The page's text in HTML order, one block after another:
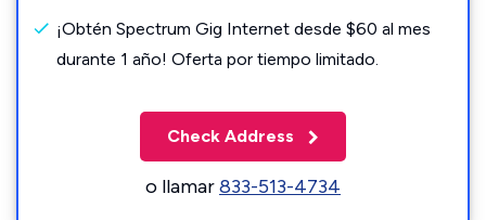
¡Obtén Spectrum Gig Internet desde $60 al mes
durante 1 año! Oferta por tiempo limitado.
Check Address
o llamar833-513-4734